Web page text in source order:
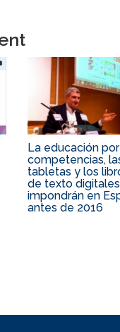
La educación por
competencias,
tabletas y los
de texto
impondrán en
antes de 2016